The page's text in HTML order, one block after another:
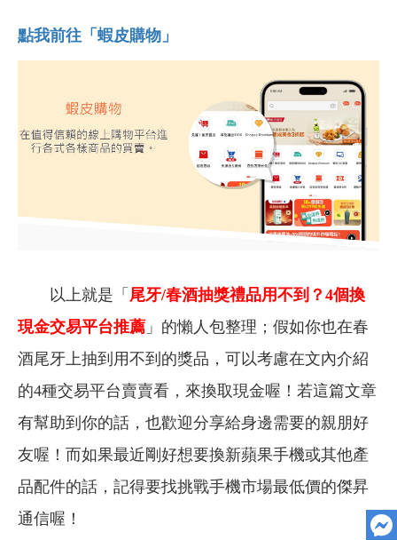
點我前往「蝦皮購物」
以上就是「 尾牙/春酒抽獎禮品用不到？4個換
現金交易平台推薦 」的懶人包整理；假如你也在春
酒尾牙上抽到用不到的獎品，可以考慮在文內介紹
的4種交易平台賣賣看，來換取現金喔！ 若這篇文章
有幫助到你的話，也歡迎分享給身邊需要的親朋好
友喔！而如果最近剛好想要換新蘋果手機或其他產
品配件的話，記得要找挑戰手機市場最低價的傑昇
通信喔！